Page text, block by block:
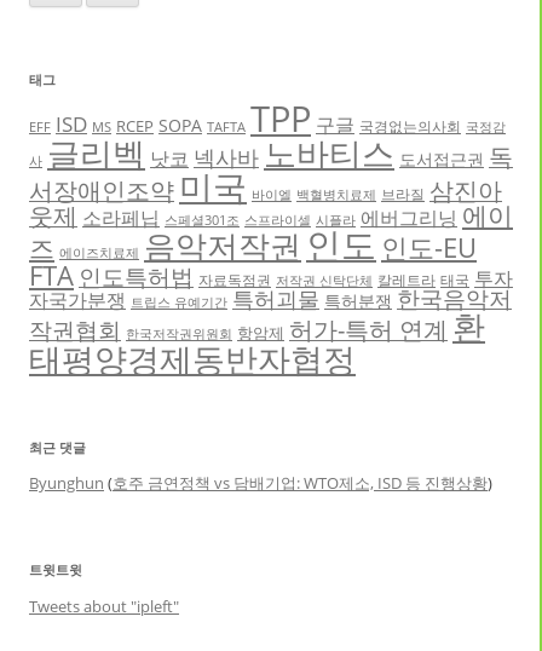
태그
EFF ISD MS RCEP SOPA TAFTA TPP 구글 국경없는의사회 국정감
사 글리벡 낫코 넥사바 노바티스 도서접근권 독
서장애인조약 미국 바이엘 백혈병치료제 브라질 삼진아
웃제 소라페닙 스페셜301조 스프라이셀 시플라 에버그리닝 에이
즈 에이즈치료제 음악저작권 인도 인도-EU
FTA 인도특허법 자료독점권 저작권 신탁단체 칼레트라 태국 투자
자국가분쟁 트립스 유예기간 특허괴물 특허분쟁 한국음악저
작권협회 한국저작권위원회 항암제 허가-특허 연계 환
태평양경제동반자협정
최근 댓글
Byunghun (호주 금연정책 vs 담배기업: WTO제소, ISD 등 진행상황)
트윗트윗
Tweets about "ipleft"